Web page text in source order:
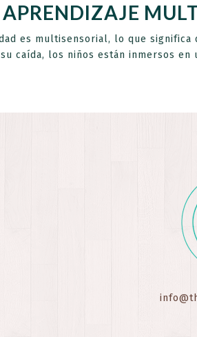
es multisensorial, lo que
caída, los niños están inmersos